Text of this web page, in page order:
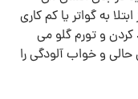
به گواتر یا کم کاری
کردن و تورم گلو می
و خواب آلودگی را